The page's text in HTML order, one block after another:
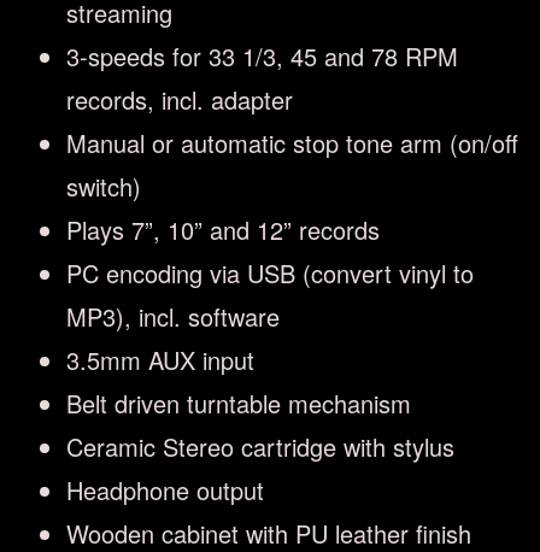
streaming
3-speeds for 33 1/3, 45 and 78 RPM
records, incl. adapter
Manual or automatic stop tone arm (on/off
switch)
Plays 7”, 10” and 12” records
PC encoding via USB (convert vinyl to
MP3), incl. software
3.5mm AUX input
Belt driven turntable mechanism
Ceramic Stereo cartridge with stylus
Headphone output
Wooden cabinet with PU leather finish